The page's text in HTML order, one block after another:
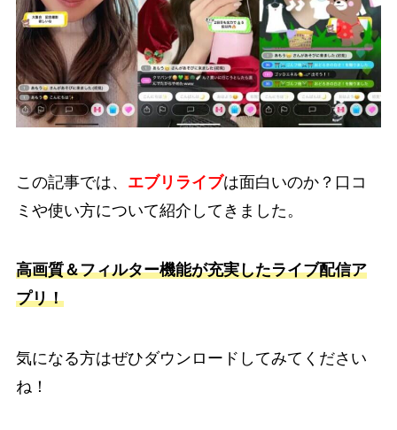
この記事では、 エブリライブは面白いのか？口コ
ミや使い方について紹介してきました。
高画質＆フィルター機能が充実したライブ配信ア
プリ！
気になる方はぜひダウンロードしてみてください
ね！